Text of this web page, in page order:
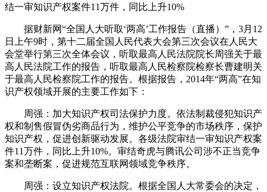
结一审知识产权案件11万件，同比上升10%
据财新网“全国人大听取‘两高’工作报告（直播）”，3月12
日上午9时，第十二届全国人民代表大会第三次会议在人民大
会堂举行第三次全体会议，听取最高人民法院院长周强关于最
高人民法院工作的报告，听取最高人民检察院检察长曹建明关
于最高人民检察院工作的报告。根据报告，2014年“两高”在知
识产权领域开展的主要工作如下：
周强：加大知识产权司法保护力度。依法制裁侵犯知识产
权和制售假冒伪劣商品行为，维护公平竞争的市场秩序，保护
知识产权，促进创新驱动发展。各级法院审结一审知识产权案
件11万件，同比上升10%。审结奇虎与腾讯公司涉不正当竞争
案和垄断案，促进规范互联网领域竞争秩序。
周强：设立知识产权法院。根据全国人大常委会的决定，